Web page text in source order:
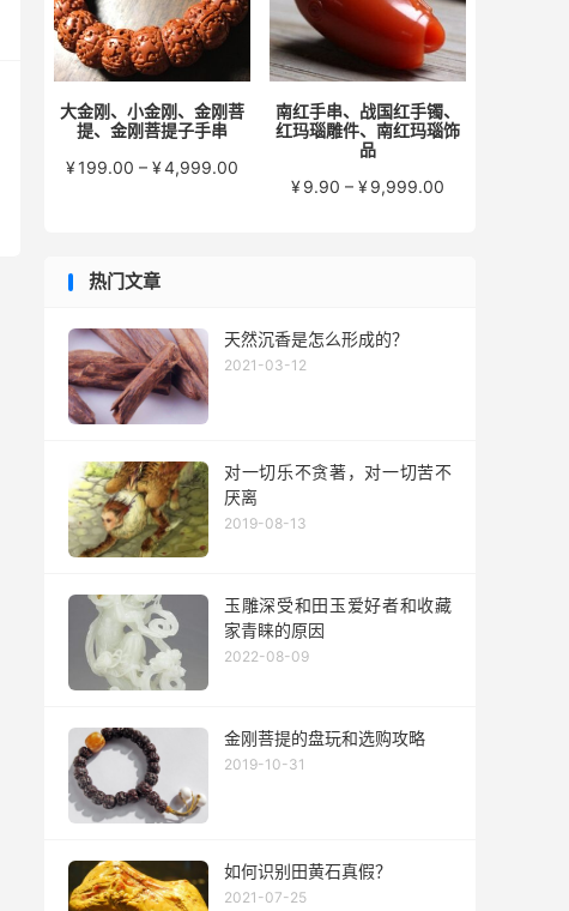
大金刚、小金刚、金刚菩
提、金刚菩提子手串
¥199.00 – ¥4,999.00
南红手串、战国红手镯、
红玛瑙雕件、南红玛瑙饰
品
¥9.90 – ¥9,999.00
热门文章
天然沉香是怎么形成的？
2021-03-12
对一切乐不贪著，对一切苦不
厌离
2019-08-13
玉雕深受和田玉爱好者和收藏
家青睐的原因
2022-08-09
金刚菩提的盘玩和选购攻略
2019-10-31
如何识别田黄石真假？
2021-07-25